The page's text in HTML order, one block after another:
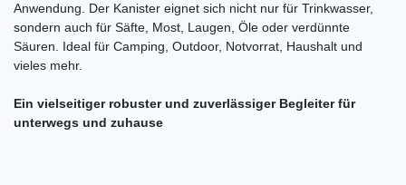
Anwendung. Der Kanister eignet sich nicht nur für Trinkwasser,
sondern auch für Säfte, Most, Laugen, Öle oder verdünnte
Säuren. Ideal für Camping, Outdoor, Notvorrat, Haushalt und
vieles mehr.
Ein vielseitiger robuster und zuverlässiger Begleiter für
unterwegs und zuhause